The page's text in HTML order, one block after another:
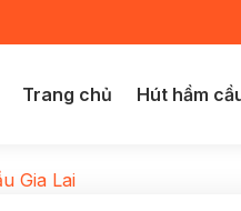
Trang chủ Hút hầm
Gia Lai